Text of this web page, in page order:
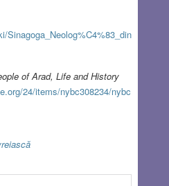
Sinagoga_Neolog%C4%83_din
of Arad, Life and History
24/items/nybc308234/nybc